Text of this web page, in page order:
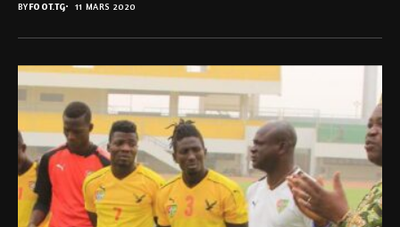
BYFOOT.TG 11 MARS 2020